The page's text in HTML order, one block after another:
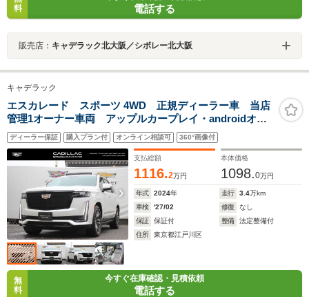
料
電話する
販売店： キャデラック北大阪／シボレー北大阪
キャデラック
エスカレード スポーツ 4WD 正規ディーラー車 当店
管理1オーナー車両 アップルカープレイ・androidオー
ト シートヒーターマッサージ パノラマサンルーフ
ブラウンレザーシート
ディーラー保証 購入プラン付 オンライン相談可 360°画像付
支払総額
1116.2万円
本体価格
1098.0万円
年式 2024年 走行 3.4万km
車検
'27/02 修復
なし
保証
保証付 整備
法定整備付
住所
東京都江戸川区
無
料
今すぐ在庫確認・見積依頼
電話する